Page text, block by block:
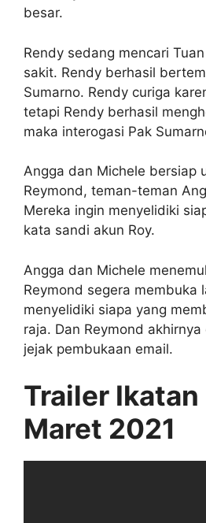
besar.
Rendy sedang mencari
sakit. Rendy berhasil
Sumarno. Rendy curiga
tetapi Rendy berhasil
maka interogasi Pak
Angga dan Michele bersiap
Reymond, teman-teman
Mereka ingin menyelidiki
kata sandi akun Roy.
Angga dan Michele
Reymond segera membuka
menyelidiki siapa yang
raja. Dan Reymond
jejak pembukaan email.
Trailer
Maret 2021